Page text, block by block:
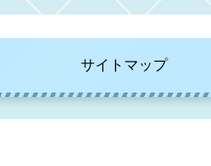
サイトマップ